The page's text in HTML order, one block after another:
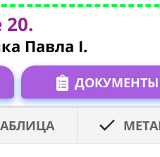
Павла I.
ДОКУМЕНТЫ